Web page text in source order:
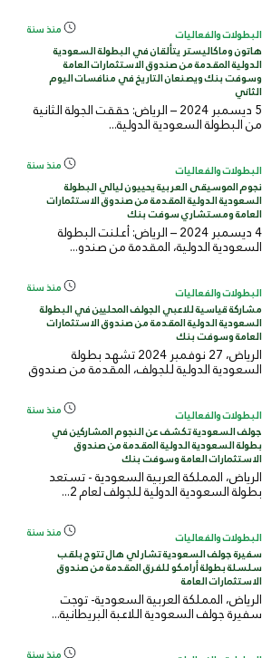
البطولات والفعاليات منذ سنة
هاتون وماكاليستر يتألقان في البطولة السعودية
الدولية المقدمة من صندوق الاستثمارات العامة
وسوفت بنك ويصنعان التاريخ في منافسات اليوم
الثاني
5 ديسمبر 2024 – الرياض: حققت الجولة الثانية
من البطولة السعودية الدولية...
البطولات والفعاليات منذ سنة
نجوم الموسيقى العربية يحييون ليالي البطولة
السعودية الدولية المقدمة من صندوق الاستثمارات
العامة ومستشاري سوفت بنك
4 ديسمبر 2024 – الرياض: أعلنت البطولة
السعودية الدولية، المقدمة من صندو...
البطولات والفعاليات منذ سنة
مشاركة قياسية للاعبي الجولف المحليين في البطولة
السعودية الدولية المقدمة من صندوق الاستثمارات
العامة وسوفت بنك
الرياض، 27 نوفمبر 2024 تشهد بطولة
السعودية الدولية للجولف، المقدمة من صندوق
البطولات والفعاليات منذ سنة
جولف السعودية تكشف عن النجوم المشاركين في
بطولة السعودية الدولية المقدمة من صندوق
الاستثمارات العامة وسوفت بنك
الرياض، المملكة العربية السعودية - تستعد
بطولة السعودية الدولية للجولف لعام 2...
البطولات والفعاليات منذ سنة
سفيرة جولف السعودية تشارلي هال تتوج بلقب
سلسلة بطولة أرامكو للفرق المقدمة من صندوق
الاستثمارات العامة
الرياض، المملكة العربية السعودية- توجت
سفيرة جولف السعودية اللاعبة البريطانية...